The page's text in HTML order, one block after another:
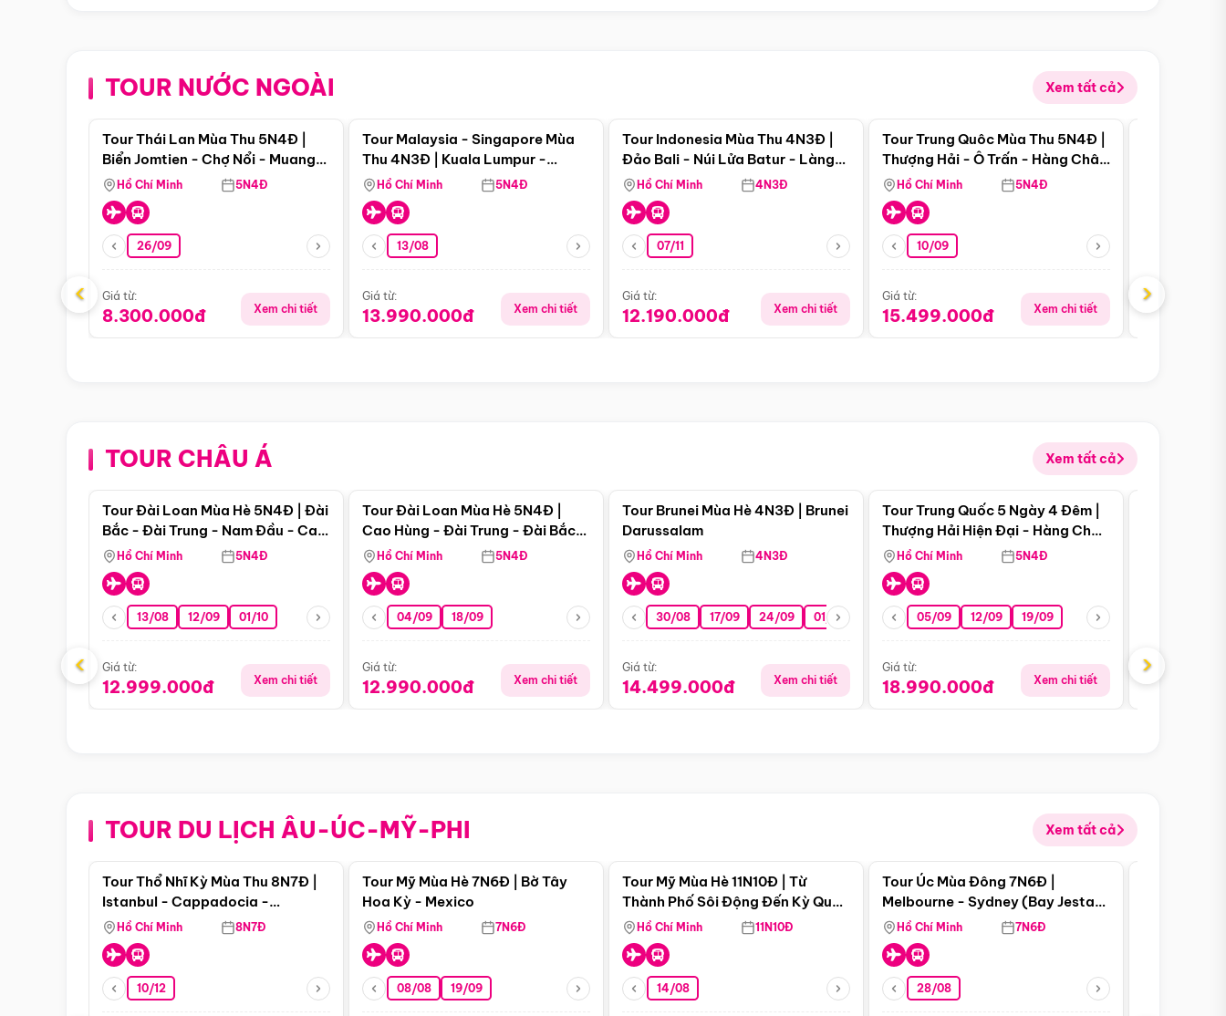
TOUR NƯỚC NGOÀI Xem tất cả
Điểm nổi bật
Tour Thái Lan Mùa Thu 5N4Đ |
Biển Jomtien - Chợ Nổi - Muang
Boran - Suanthai
Hồ Chí Minh 5N4Đ
26/09
Giá từ:
8.300.000đ Xem chi tiết
Tour Malaysia - Singapore Mùa
Thu 4N3Đ | Kuala Lumpur -
Malacca - Johor Baru -
Singapore
Hồ Chí Minh 5N4Đ
13/08
Giá từ:
13.990.000đ Xem chi tiết
Tour Indonesia Mùa Thu 4N3Đ |
Đảo Bali - Núi Lửa Batur - Làng
Penglipuran
Hồ Chí Minh 4N3Đ
07/11
Giá từ:
12.190.000đ Xem chi tiết
Điểm nổi bật
Tour Trung Quôc Mùa Thu 5N4Đ |
Thượng Hải - Ô Trấn - Hàng Châu
(Tour Không Shopping)
Hồ Chí Minh 5N4Đ
10/09
Giá từ:
15.499.000đ Xem chi tiết
Giá từ:
‹ ›
TOUR CHÂU Á Xem tất cả
Điểm nổi bật
Tour Đài Loan Mùa Hè 5N4Đ | Đài
Bắc - Đài Trung - Nam Đầu - Cao
Hùng ( Bay Vn)
Hồ Chí Minh 5N4Đ
13/08 12/09 01/10
Giá từ:
12.999.000đ Xem chi tiết
Tour Đài Loan Mùa Hè 5N4Đ |
Cao Hùng - Đài Trung - Đài Bắc
(Bay Vj)
Hồ Chí Minh 5N4Đ
04/09 18/09
Giá từ:
12.990.000đ Xem chi tiết
Tour Brunei Mùa Hè 4N3Đ | Brunei
Darussalam
Hồ Chí Minh 4N3Đ
30/08 17/09 24/09 01/10 15/10 29/10
Giá từ:
14.499.000đ Xem chi tiết
Điểm nổi bật
Tour Trung Quốc 5 Ngày 4 Đêm |
Thượng Hải Hiện Đại - Hàng Châu
Nên Thơ - Ô Trấn Cổ Kính
Hồ Chí Minh 5N4Đ
05/09 12/09 19/09
Giá từ:
18.990.000đ Xem chi tiết
Giá từ:
‹ ›
TOUR DU LỊCH ÂU-ÚC-MỸ-PHI Xem tất cả
Điểm nổi bật
Tour Thổ Nhĩ Kỳ Mùa Thu 8N7Đ |
Istanbul - Cappadocia -
Pamukkale
Hồ Chí Minh 8N7Đ
10/12
Tour Mỹ Mùa Hè 7N6Đ | Bờ Tây
Hoa Kỳ - Mexico
Hồ Chí Minh 7N6Đ
08/08 19/09
Tour Mỹ Mùa Hè 11N10Đ | Từ
Thành Phố Sôi Động Đến Kỳ Quan
Thiên Nhiên Mỹ
Hồ Chí Minh 11N10Đ
14/08
Điểm nổi bật
Tour Úc Mùa Đông 7N6Đ |
Melbourne - Sydney (Bay Jestar
Airways)
Hồ Chí Minh 7N6Đ
28/08